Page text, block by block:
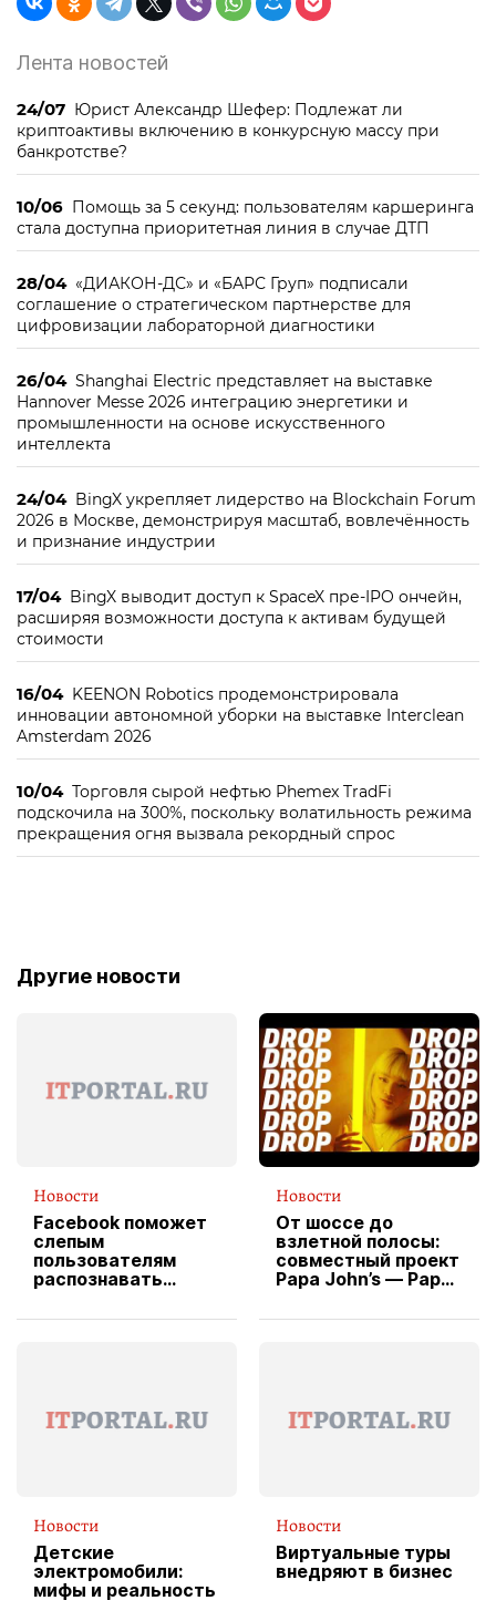
Лента новостей
24/07 Юрист Александр Шефер: Подлежат ли
криптоактивы включению в конкурсную массу при
банкротстве?
10/06 Помощь за 5 секунд: пользователям каршеринга
стала доступна приоритетная линия в случае ДТП
28/04 «ДИАКОН-ДС» и «БАРС Груп» подписали
соглашение о стратегическом партнерстве для
цифровизации лабораторной диагностики
26/04 Shanghai Electric представляет на выставке
Hannover Messe 2026 интеграцию энергетики и
промышленности на основе искусственного
интеллекта
24/04 BingX укрепляет лидерство на Blockchain Forum
2026 в Москве, демонстрируя масштаб, вовлечённость
и признание индустрии
17/04 BingX выводит доступ к SpaceX пре-IPO ончейн,
расширяя возможности доступа к активам будущей
стоимости
16/04 KEENON Robotics продемонстрировала
инновации автономной уборки на выставке Interclean
Amsterdam 2026
10/04 Торговля сырой нефтью Phemex TradFi
подскочила на 300%, поскольку волатильность режима
прекращения огня вызвала рекордный спрос
Другие новости
Новости
Facebook поможет
слепым
пользователям
распознавать
Новости
От шоссе до
взлетной полосы:
совместный проект
Papa John’s — Papa
вводит
Новости
Детские
электромобили:
мифы и реальность
Новости
Виртуальные туры
внедряют в бизнес